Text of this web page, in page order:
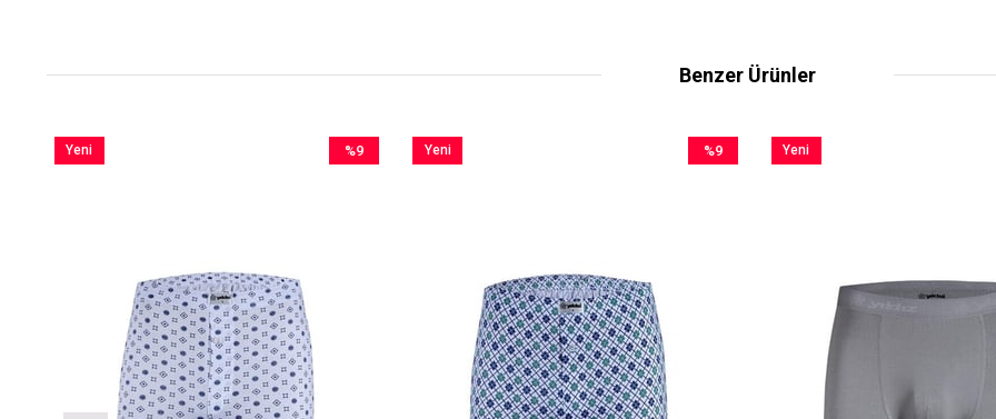
Benzer Ürünler
%9
Yeni
%9
Yeni
Yeni